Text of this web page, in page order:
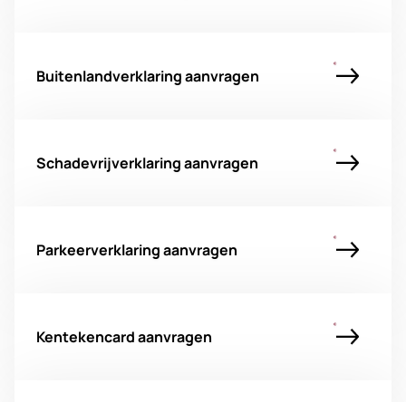
Buitenlandverklaring aanvragen
Schadevrijverklaring aanvragen
Parkeerverklaring aanvragen
Kentekencard aanvragen